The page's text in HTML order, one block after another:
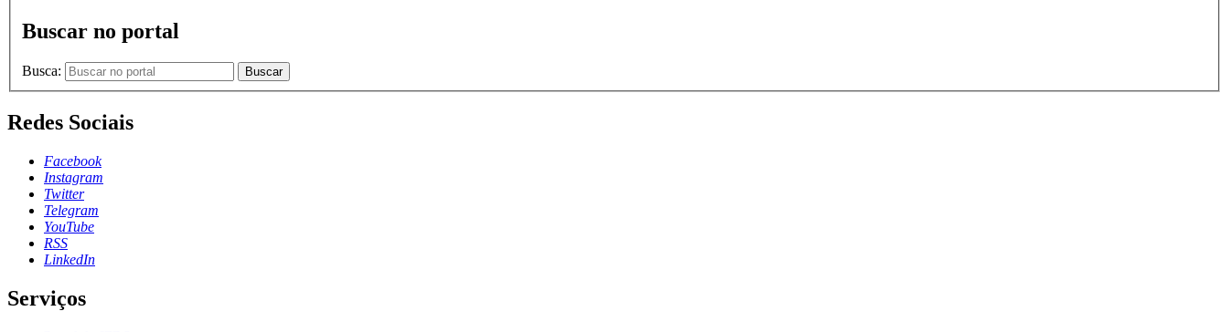
Buscar no portal
Busca: Buscar
Redes Sociais
Facebook
Instagram
Twitter
Telegram
YouTube
RSS
LinkedIn
Serviços